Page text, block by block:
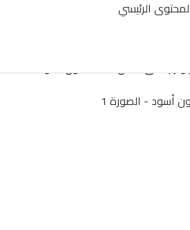
الرئيسي
على شكل سمكة لون أسود